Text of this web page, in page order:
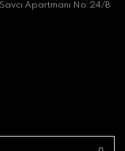
Apartmanı No:24/B